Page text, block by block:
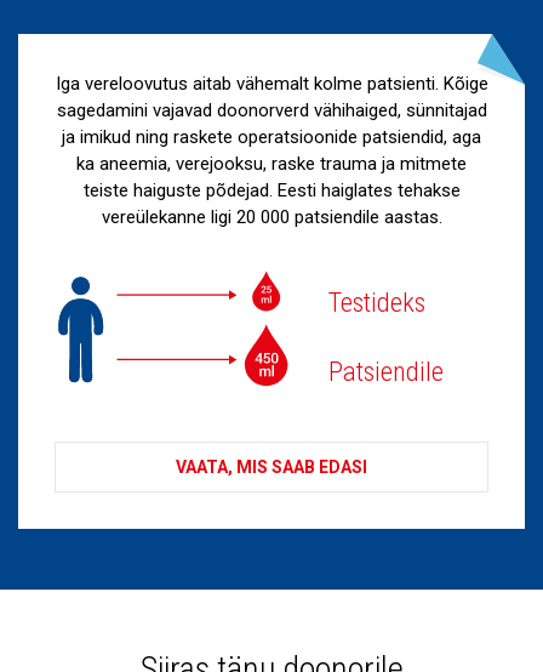
Iga vereloovutus aitab vähemalt kolme patsienti. Kõige
sagedamini vajavad doonorverd vähihaiged, sünnitajad
ja imikud ning raskete operatsioonide patsiendid, aga
ka aneemia, verejooksu, raske trauma ja mitmete
teiste haiguste põdejad. Eesti haiglates tehakse
vereülekanne ligi 20 000 patsiendile aastas.
Testideks
Patsiendile
VAATA, MIS SAAB EDASI